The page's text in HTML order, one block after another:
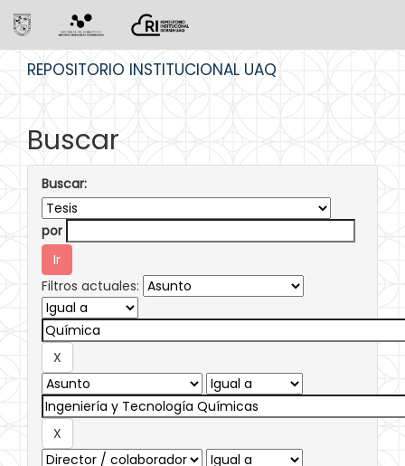
REPOSITORIO INSTITUCIONAL UAQ
Buscar
Buscar:
por
Filtros actuales: